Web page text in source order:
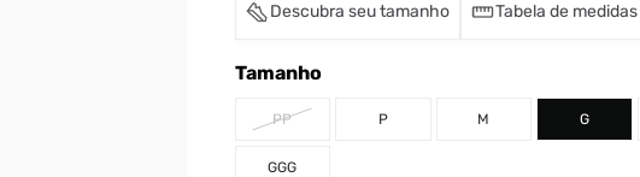
Descubra seu tamanho Tabela de medidas
Tamanho
PP P M G
GGG